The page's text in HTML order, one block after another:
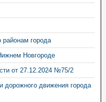
районам города
Новгороде
от 27.12.2024 №75/2
дорожного движения города